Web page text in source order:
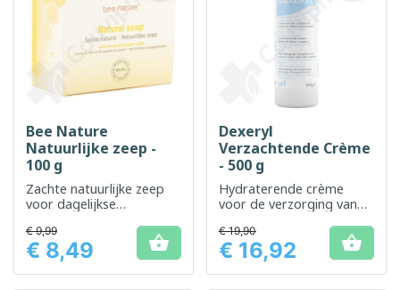
Bee Nature
Natuurlijke zeep -
100 g
Zachte natuurlijke zeep
voor dagelijkse
Prijs
€ 9,99
€ 8,49 
Dexeryl
Verzachtende Crème
- 500 g
Hydraterende crème
voor de verzorging van
huid
Prijs
€ 19,90
€ 16,92 